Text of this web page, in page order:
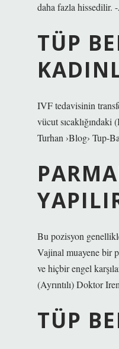
daha fazla hissedilir.
TÜP
IVF tedavisinin
vücut
Turhan ›Blog› Tup-
Bu pozisyon
Vajinal muayene bir
ve hiçbir engel
(Ayrıntılı) Doktor
TÜP